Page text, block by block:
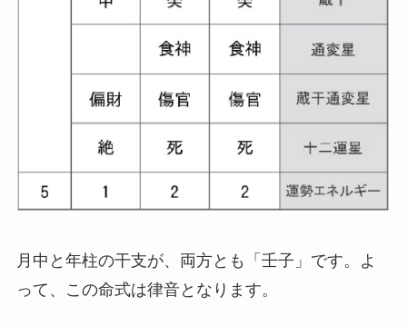
月中と年柱の干支が、両方とも「壬子」です。よ
って、この命式は律音となります。